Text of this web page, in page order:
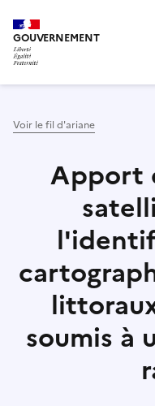
au
contenu
principal
GOUVERNEMENT
Voir le fil d'ariane
Apport
soumis à